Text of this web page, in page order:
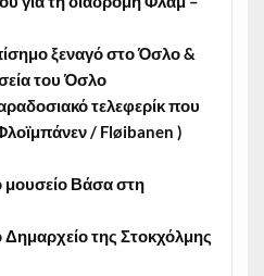
ξεναγό στο Όσλο &
του Όσλο
τελεφερίκ που
/ Fløibanen )
μουσείο Βάσα στη
Δημαρχείο της Στοκχόλμης